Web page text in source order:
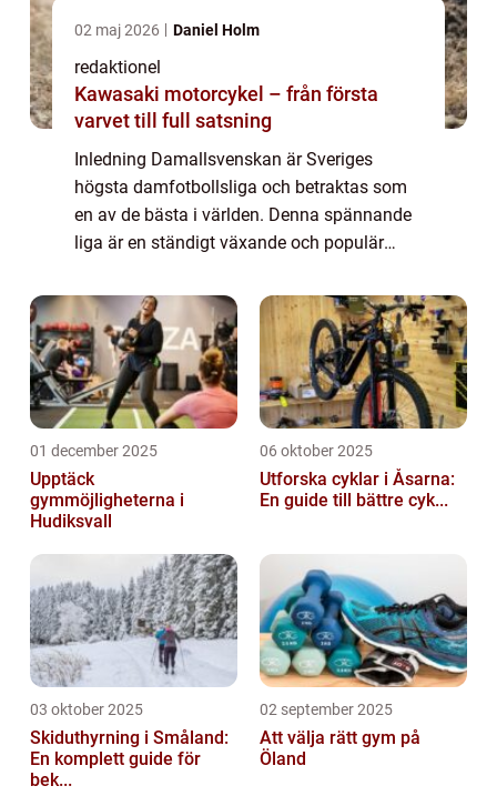
02 maj 2026 Daniel Holm
redaktionel
Kawasaki motorcykel – från första
varvet till full satsning
Inledning Damallsvenskan är Sveriges
högsta damfotbollsliga och betraktas som
en av de bästa i världen. Denna spännande
liga är en ständigt växande och populär
artikel kommer vi att utforska och analysera
...
01 december 2025
Upptäck
gymmöjligheterna i
Hudiksvall
06 oktober 2025
Utforska cyklar i Åsarna:
En guide till bättre cyk...
03 oktober 2025
Skiduthyrning i Småland:
En komplett guide för
bek...
02 september 2025
Att välja rätt gym på
Öland